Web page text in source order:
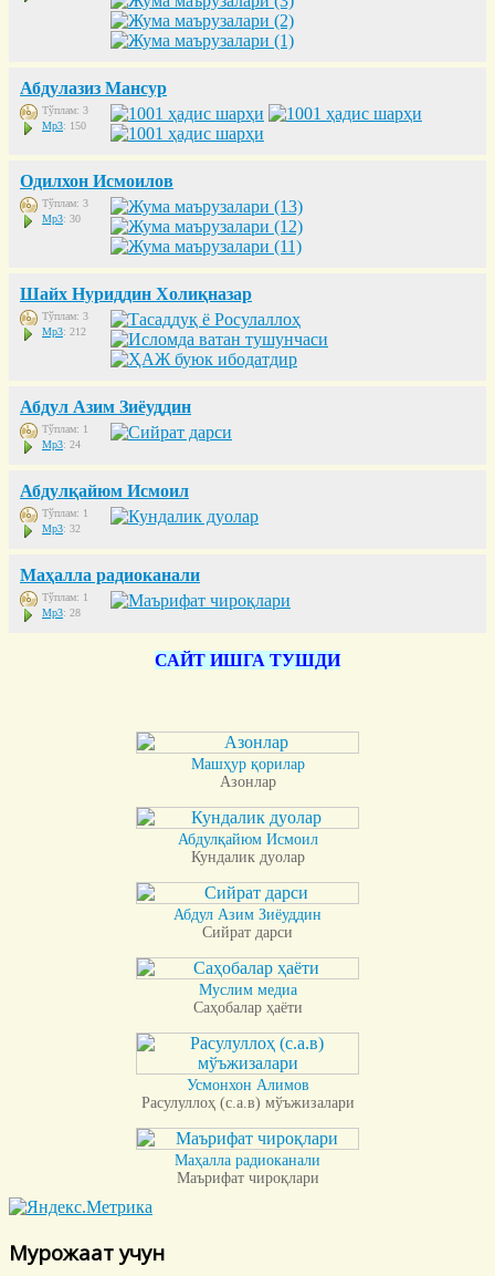
Абдулазиз Мансур
Тўплам: 3
Mp3: 150
Одилхон Исмоилов
Тўплам: 3
Mp3: 30
Шайх Нуриддин Холиқназар
Тўплам: 3
Mp3: 212
Абдул Азим Зиёуддин
Тўплам: 1
Mp3: 24
Абдулқайюм Исмоил
Тўплам: 1
Mp3: 32
Маҳалла радиоканали
Тўплам: 1
Mp3: 28
САЙТ ИШГА ТУШДИ
Машҳур қорилар
Азонлар
Абдулқайюм Исмоил
Кундалик дуолар
Абдул Азим Зиёуддин
Сийрат дарси
Муслим медиа
Саҳобалар ҳаёти
Усмонхон Алимов
Расулуллоҳ (с.а.в) мўъжизалари
Маҳалла радиоканали
Маърифат чироқлари
Мурожаат учун